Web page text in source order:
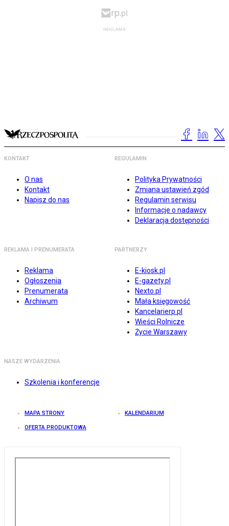
KONTAKT
O nas
Kontakt
Napisz do nas
REGULAMIN
Polityka Prywatności
Zmiana ustawień zgód
Regulamin serwisu
Informacje o nadawcy
Deklaracja dostępności
REKLAMA I PRENUMERATA
Reklama
Ogłoszenia
Prenumerata
Archiwum
PARTNERZY
E-kiosk.pl
E-gazety.pl
Nexto.pl
Mała księgowość
Kancelarierp.pl
Wieści Rolnicze
Życie Warszawy
NASZE WYDARZENIA
Szkolenia i konferencje
MAPA STRONY KALENDARIUM
OFERTA PRODUKTOWA